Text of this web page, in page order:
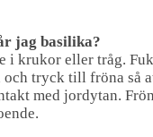
jag basilika?
i krukor eller tråg.
och tryck till fröna så
med jordytan.